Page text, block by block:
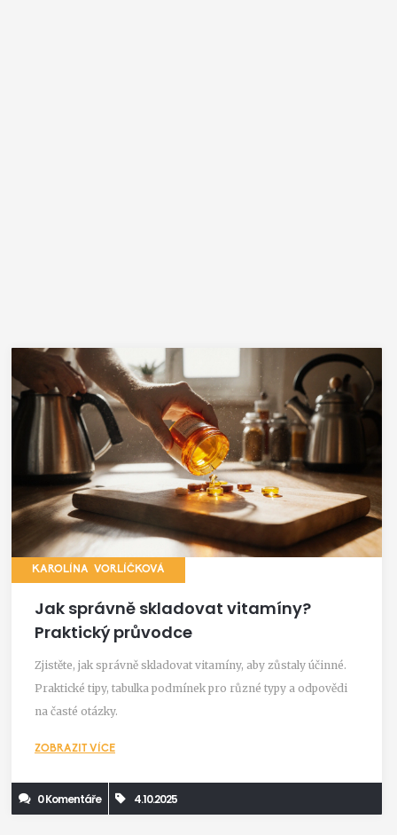
KAROLÍNA VORLÍČKOVÁ
Jak správně skladovat vitamíny?
Praktický průvodce
Zjistěte, jak správně skladovat vitamíny, aby zůstaly účinné.
Praktické tipy, tabulka podmínek pro různé typy a odpovědi
na časté otázky.
ZOBRAZIT VÍCE
0 Komentáře 4.10.2025